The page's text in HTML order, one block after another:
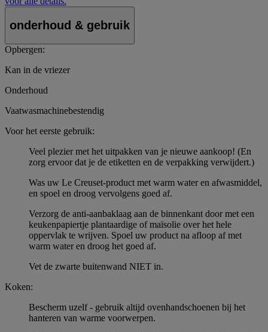
onderhoud & gebruik
Opbergen:
Kan in de vriezer
Onderhoud
Vaatwasmachinebestendig
Voor het eerste gebruik:
Veel plezier met het uitpakken van je nieuwe aankoop! (En
zorg ervoor dat je de etiketten en de verpakking verwijdert.)
Was uw Le Creuset-product met warm water en afwasmiddel,
en spoel en droog vervolgens goed af.
Verzorg de anti-aanbaklaag aan de binnenkant door met een
keukenpapiertje plantaardige of maïsolie over het hele
oppervlak te wrijven. Spoel uw product na afloop af met
warm water en droog het goed af.
Vet de zwarte buitenwand NIET in.
Koken:
Bescherm uzelf - gebruik altijd ovenhandschoenen bij het
hanteren van warme voorwerpen.